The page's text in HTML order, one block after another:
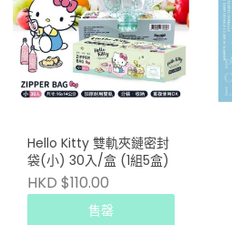
Hello Kitty 雙軌夾鏈密封
袋(小) 30入/盒 (1組5盒)
HKD $110.00
售罄